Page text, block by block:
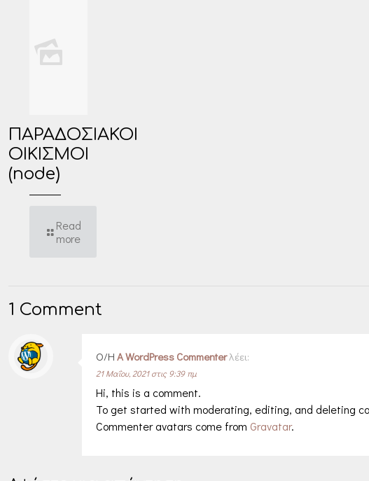
ΠΑΡΑΔΟΣΙΑΚΟΙ
ΟΙΚΙΣΜΟΙ
(node)
Read
more
1 Comment
Ο/Η A WordPress Commenterλέει:
21 Μαΐου, 2021 στις 9:39 πμ
Hi, this is a comment.
To get started with moderating, editing, and deleting
Commenter avatars come from Gravatar.